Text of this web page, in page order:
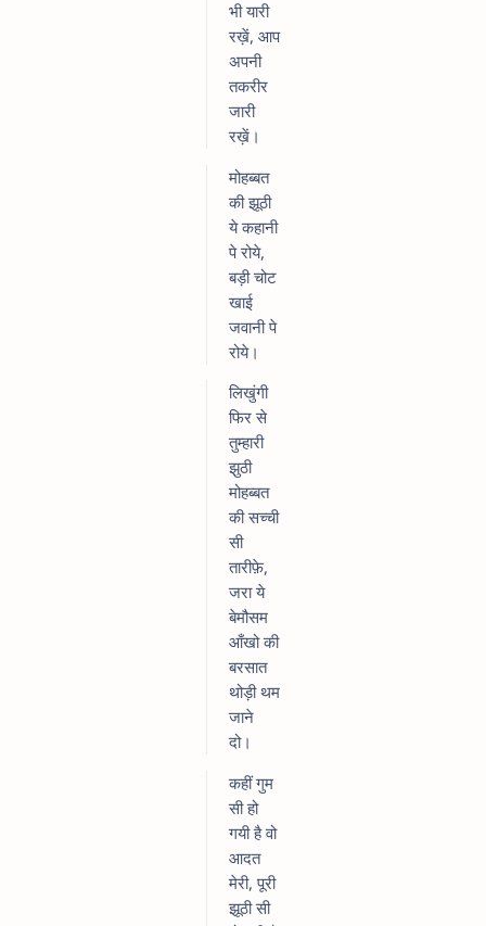
भी यारी
रख़ें, आप
अपनी
तकरीर
जारी
रख़ें।
मोहब्बत
की झूठी
ये कहानी
पे रोये,
बड़ी चोट
खाई
जवानी पे
रोये।
लिखुंगी
फिर से
तुम्हारी
झुठी
मोहब्बत
की सच्ची
सी
तारीफ़े,
जरा ये
बेमौसम
आँखो की
बरसात
थोड़ी थम
जाने
दो।
कहीं गुम
सी हो
गयी है वो
आदत
मेरी, पूरी
झूठी सी